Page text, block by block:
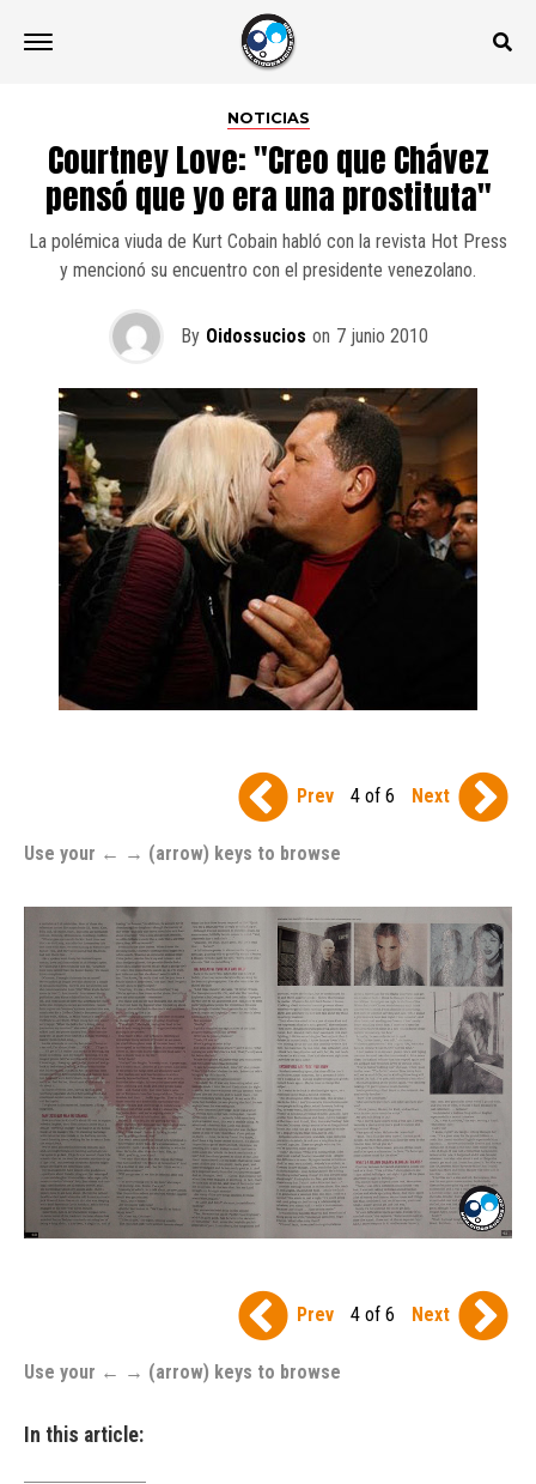
NOTICIAS
Courtney Love: "Creo que Chávez
pensó que yo era una prostituta"
La polémica viuda de Kurt Cobain habló con la revista Hot Press
y mencionó su encuentro con el presidente venezolano.
By Oidossucios on 7 junio 2010
Prev 4 of 6 Next
Use your ← → (arrow) keys to browse
Prev 4 of 6 Next
Use your ← → (arrow) keys to browse
In this article: